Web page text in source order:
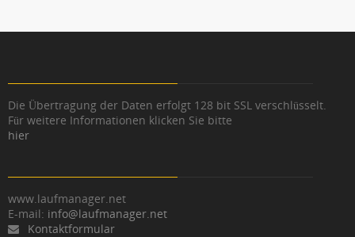
Die Übertragung der Daten erfolgt 128 bit SSL verschlüsselt.
Für weitere Informationen klicken Sie bitte
hier
www.laufmanager.net
E-mail: info@laufmanager.net
Kontaktformular